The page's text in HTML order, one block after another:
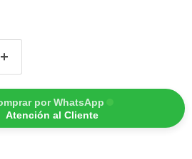
por WhatsApp
Atención al Cliente